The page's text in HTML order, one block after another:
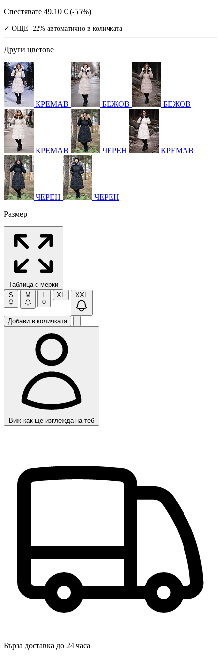
Спестявате 49.10 € (-55%)
✓ ОЩЕ -22% автоматично в количката
Други цветове
КРЕМАВ БЕЖОВ БЕЖОВ
КРЕМАВ ЧЕРЕН КРЕМАВ
ЧЕРЕН
ЧЕРЕН
Размер
Таблица с мерки
S
M L XL XXL
Добави в количката
Виж как ще изглежда на теб
Бърза доставка до 24 часа